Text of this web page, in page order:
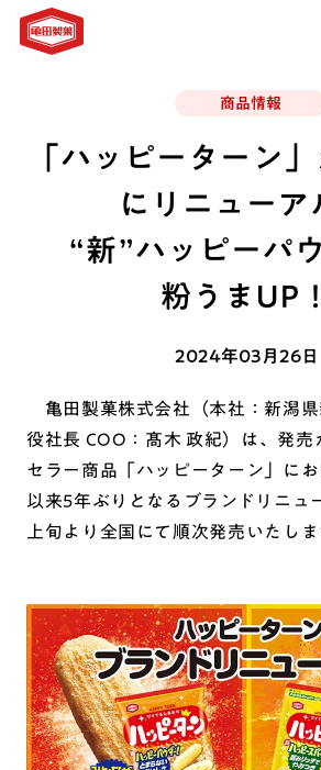
商品情報
「ハッピーターン
にリニューア
“新”ハッピーパ
粉うまUP！
2024年03月26日
亀田製菓株式会社（本社：新潟
役社長 COO：髙木 政紀）は、発
セラー商品「ハッピーターン」に
以来5年ぶりとなるブランドリニュ
上旬より全国にて順次発売いたしま